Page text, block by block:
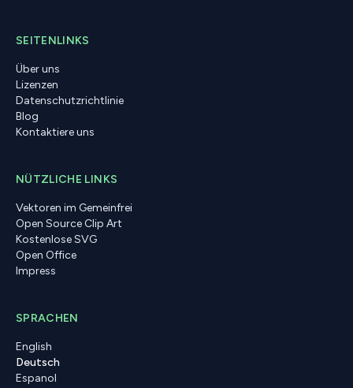
SEITENLINKS
Über uns
Lizenzen
Datenschutzrichtlinie
Blog
Kontaktiere uns
NÜTZLICHE LINKS
Vektoren im Gemeinfrei
Open Source Clip Art
Kostenlose SVG
Open Office
Impress
SPRACHEN
English
Deutsch
Espanol